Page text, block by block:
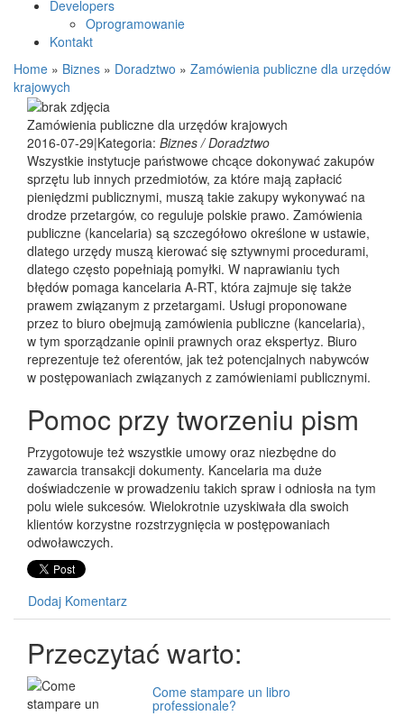
Developers
Oprogramowanie
Kontakt
Home » Biznes » Doradztwo » Zamówienia publiczne dla urzędów
krajowych
Zamówienia publiczne dla urzędów krajowych
2016-07-29|Kategoria: Biznes / Doradztwo
Wszystkie instytucje państwowe chcące dokonywać zakupów
sprzętu lub innych przedmiotów, za które mają zapłacić
pieniędzmi publicznymi, muszą takie zakupy wykonywać na
drodze przetargów, co reguluje polskie prawo. Zamówienia
publiczne (kancelaria) są szczegółowo określone w ustawie,
dlatego urzędy muszą kierować się sztywnymi procedurami,
dlatego często popełniają pomyłki. W naprawianiu tych
błędów pomaga kancelaria A-RT, która zajmuje się także
prawem związanym z przetargami. Usługi proponowane
przez to biuro obejmują zamówienia publiczne (kancelaria),
w tym sporządzanie opinii prawnych oraz ekspertyz. Biuro
reprezentuje też oferentów, jak też potencjalnych nabywców
w postępowaniach związanych z zamówieniami publicznymi.
Pomoc przy tworzeniu pism
Przygotowuje też wszystkie umowy oraz niezbędne do
zawarcia transakcji dokumenty. Kancelaria ma duże
doświadczenie w prowadzeniu takich spraw i odniosła na tym
polu wiele sukcesów. Wielokrotnie uzyskiwała dla swoich
klientów korzystne rozstrzygnięcia w postępowaniach
odwoławczych.
Dodaj Komentarz
Przeczytać warto:
Come stampare un libro
professionale?